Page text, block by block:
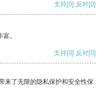
支持[0] 反对[0]
。
支持[0] 反对[0]
来了无限的隐私保护和安全性保